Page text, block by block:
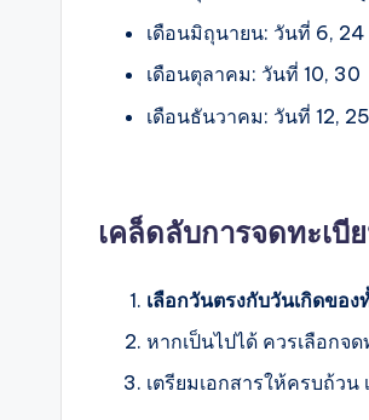
เดือนมิถุนายน: วันที่ 6, 24
เดือนตุลาคม: วันที่ 10, 30
เดือนธันวาคม: วันที่ 12, 25
เคล็ดลับการจดทะเ
เลือกวันตรงกับวันเกิดของ
หากเป็นไปได้ ควรเลือกจ
เตรียมเอกสารให้ครบถ้ว